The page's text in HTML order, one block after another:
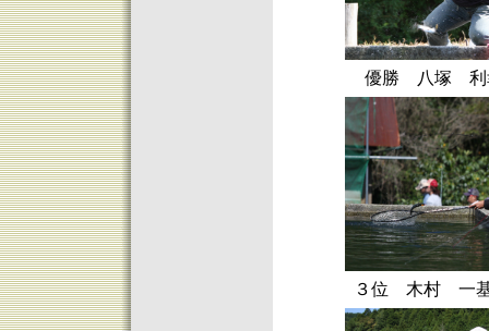
優勝 八塚 利
３位 木村 一